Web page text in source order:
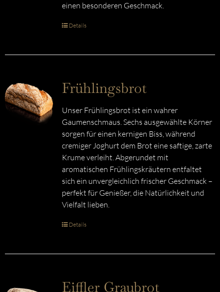
einen besonderen Geschmack.
Details
Frühlingsbrot
Unser Frühlingsbrot ist ein wahrer
Gaumenschmaus. Sechs ausgewählte Körner
sorgen für einen kernigen Biss, während
cremiger Joghurt dem Brot eine saftige, zarte
Krume verleiht. Abgerundet mit
aromatischen Frühlingskräutern entfaltet
sich ein unvergleichlich frischer Geschmack –
perfekt für Genießer, die Natürlichkeit und
Vielfalt lieben.
Details
Eiffler Graubrot